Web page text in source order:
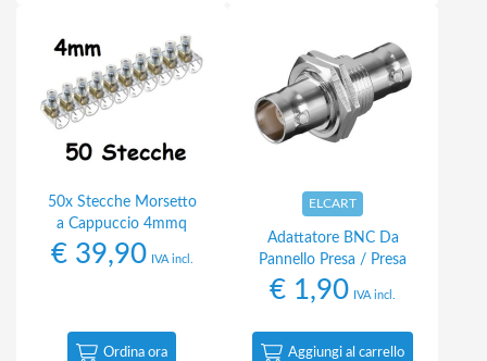
50x Stecche Morsetto
a Cappuccio 4mmq
€39,90 IVA incl.
Ordina ora
ELCART
Adattatore BNC Da
Pannello Presa / Presa
€ 1,90 IVA incl.
Aggiungi al carrello